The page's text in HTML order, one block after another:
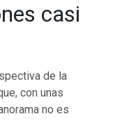
casi
de la
con unas
no es